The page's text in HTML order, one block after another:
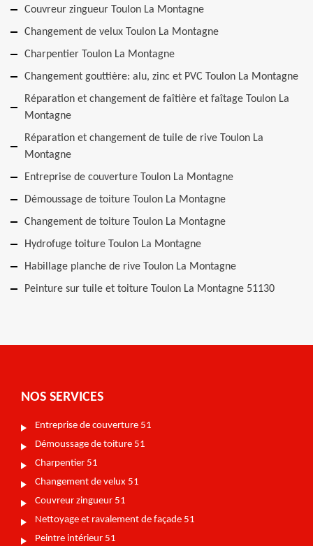
Couvreur zingueur Toulon La Montagne
Changement de velux Toulon La Montagne
Charpentier Toulon La Montagne
Changement gouttière: alu, zinc et PVC Toulon La Montagne
Réparation et changement de faîtière et faîtage Toulon La
Montagne
Réparation et changement de tuile de rive Toulon La
Montagne
Entreprise de couverture Toulon La Montagne
Démoussage de toiture Toulon La Montagne
Changement de toiture Toulon La Montagne
Hydrofuge toiture Toulon La Montagne
Habillage planche de rive Toulon La Montagne
Peinture sur tuile et toiture Toulon La Montagne 51130
NOS SERVICES
Entreprise de couverture 51
Démoussage de toiture 51
Charpentier 51
Changement de velux 51
Couvreur zingueur 51
Nettoyage et ravalement de façade 51
Peintre intérieur 51